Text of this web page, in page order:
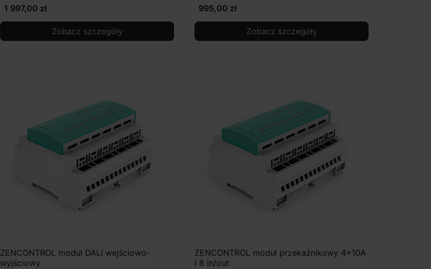
1 997,00 zł
Zobacz szczegóły
995,00 zł
Zobacz szczegóły
ZENCONTROL moduł DALI wejściowo-
wyjściowy
ZENCONTROL moduł przekaźnikowy 4x10A
i 8 in/out